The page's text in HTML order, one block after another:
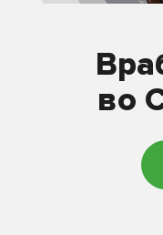
Процедури заво